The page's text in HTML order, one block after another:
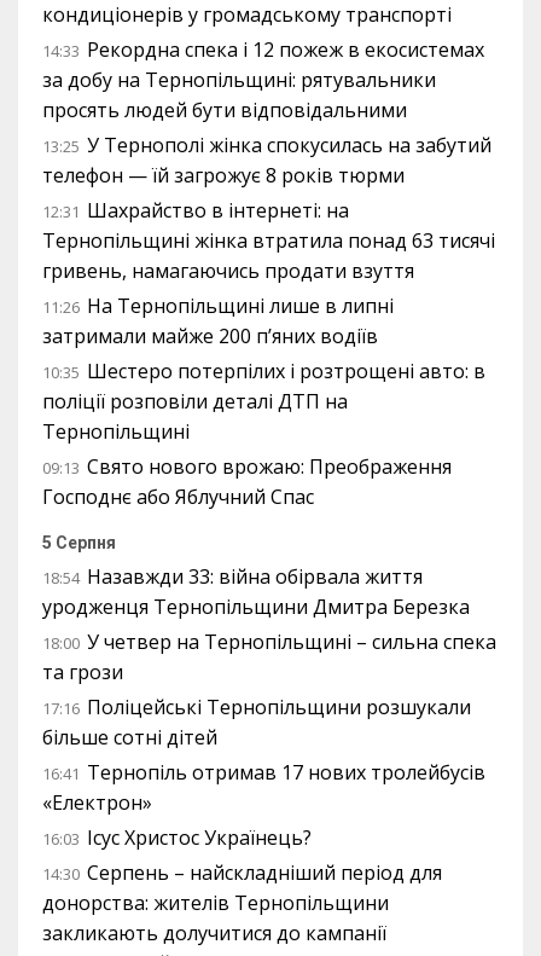
кондиціонерів у громадському транспорті
14:33 Рекордна спека і 12 пожеж в екосистемах
за добу на Тернопільщині: рятувальники
просять людей бути відповідальними
13:25 У Тернополі жінка спокусилась на забутий
телефон — їй загрожує 8 років тюрми
12:31 Шахрайство в інтернеті: на
Тернопільщині жінка втратила понад 63 тисячі
гривень, намагаючись продати взуття
11:26 На Тернопільщині лише в липні
затримали майже 200 п’яних водіїв
10:35 Шестеро потерпілих і розтрощені авто: в
поліції розповіли деталі ДТП на
Тернопільщині
09:13 Свято нового врожаю: Преображення
Господнє або Яблучний Спас
5 Серпня
18:54 Назавжди 33: війна обірвала життя
уродженця Тернопільщини Дмитра Березка
18:00 У четвер на Тернопільщині – сильна спека
та грози
17:16 Поліцейські Тернопільщини розшукали
більше сотні дітей
16:41 Тернопіль отримав 17 нових тролейбусів
«Електрон»
16:03 Ісус Христос Українець?
14:30 Серпень – найскладніший період для
донорства: жителів Тернопільщини
закликають долучитися до кампанії